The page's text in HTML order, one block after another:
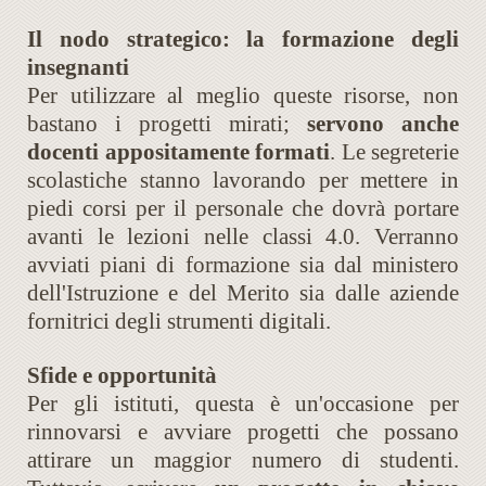
Il nodo strategico: la formazione degli
insegnanti
Per utilizzare al meglio queste risorse, non
bastano i progetti mirati; servono anche
docenti appositamente formati. Le segreterie
scolastiche stanno lavorando per mettere in
piedi corsi per il personale che dovrà portare
avanti le lezioni nelle classi 4.0. Verranno
avviati piani di formazione sia dal ministero
dell'Istruzione e del Merito sia dalle aziende
fornitrici degli strumenti digitali.
Sfide e opportunità
Per gli istituti, questa è un'occasione per
rinnovarsi e avviare progetti che possano
attirare un maggior numero di studenti.